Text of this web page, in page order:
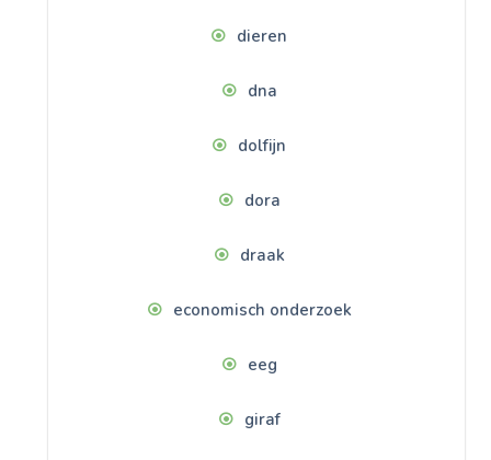
dieren
dna
dolfijn
dora
draak
economisch onderzoek
eeg
giraf